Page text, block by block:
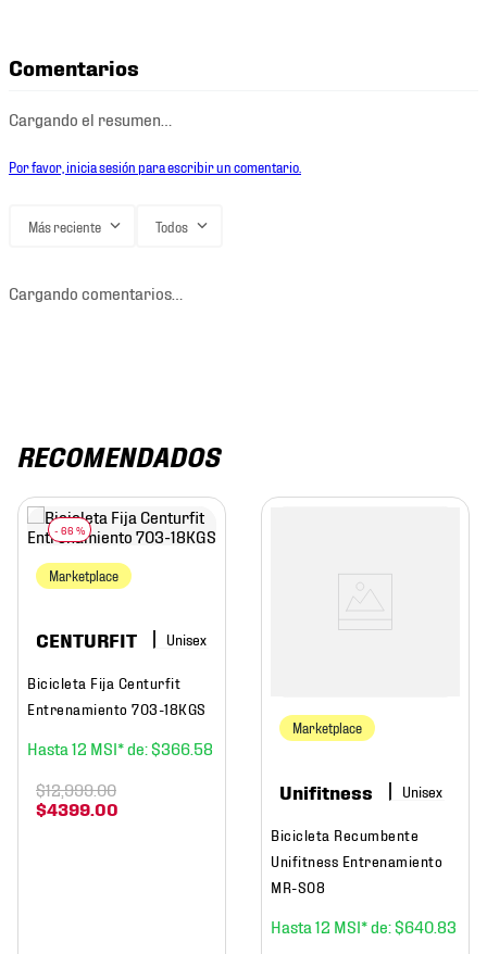
Comentarios
Cargando el resumen…
Por favor, inicia sesión para escribir un comentario.
Más reciente Todos
Cargando comentarios…
RECOMENDADOS
- 66 %
Marketplace
CENTURFIT
Bicicleta Fija Centurfit
Entrenamiento 703-18KGS
12 $366 58
$4399 00
$12,999.00
Marketplace
Unifitness
Bicicleta Recumbente
Unifitness Entrenamiento
MR-S08
12 $64083